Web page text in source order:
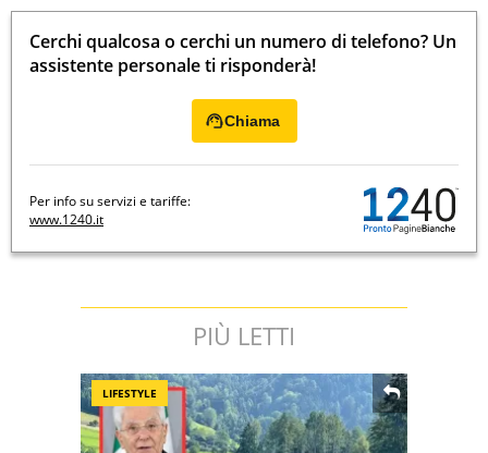
Cerchi qualcosa o cerchi un numero di telefono? Un
assistente personale ti risponderà!
Chiama
Per info su servizi e tariffe:
www.1240.it
PIÙ LETTI
LIFESTYLE